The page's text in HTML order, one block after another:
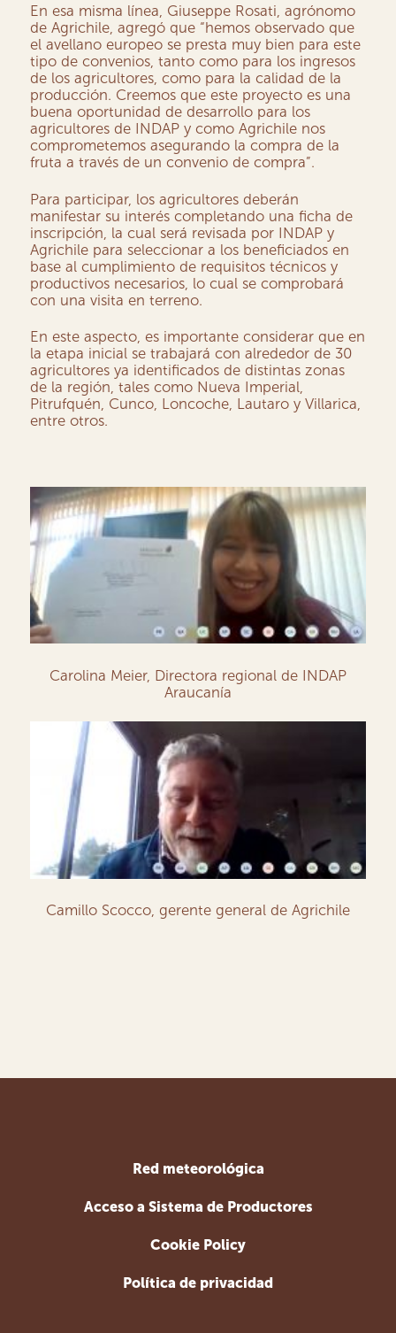
En esa misma línea, Giuseppe Rosati, agrónomo
de Agrichile, agregó que “hemos observado que
el avellano europeo se presta muy bien para este
tipo de convenios, tanto como para los ingresos
de los agricultores, como para la calidad de la
producción. Creemos que este proyecto es una
buena oportunidad de desarrollo para los
agricultores de INDAP y como Agrichile nos
comprometemos asegurando la compra de la
fruta a través de un convenio de compra”.
Para participar, los agricultores deberán
manifestar su interés completando una ficha de
inscripción, la cual será revisada por INDAP y
Agrichile para seleccionar a los beneficiados en
base al cumplimiento de requisitos técnicos y
productivos necesarios, lo cual se comprobará
con una visita en terreno.
En este aspecto, es importante considerar que en
la etapa inicial se trabajará con alrededor de 30
agricultores ya identificados de distintas zonas
de la región, tales como Nueva Imperial,
Pitrufquén, Cunco, Loncoche, Lautaro y Villarica,
entre otros.
Carolina Meier, Directora regional de INDAP
Araucanía
Camillo Scocco, gerente general de Agrichile
Red meteorológica
Acceso a Sistema de Productores
Cookie Policy
Política de privacidad